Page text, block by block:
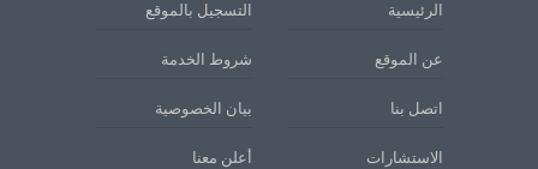
الرئيسية التسجيل بالموقع
عن الموقع شروط الخدمة
اتصل بنا بيان الخصوصية
الاستشارات أعلن معنا